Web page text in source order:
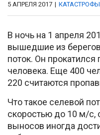
5 АПРЕЛЯ 2017 | КАТАСТРОФЫ
В ночь на 1 апреля
вышедшие из
поток. Он
человека. Еще 400
220 считаются
Что такое селевой
скоростью до 10 м/
выносов иногда